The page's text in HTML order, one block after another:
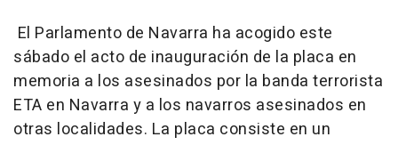
El Parlamento de Navarra ha acogido este
sábado el acto de inauguración de la placa en
memoria a los asesinados por la banda terrorista
ETA en Navarra y a los navarros asesinados en
otras localidades. La placa consiste en un